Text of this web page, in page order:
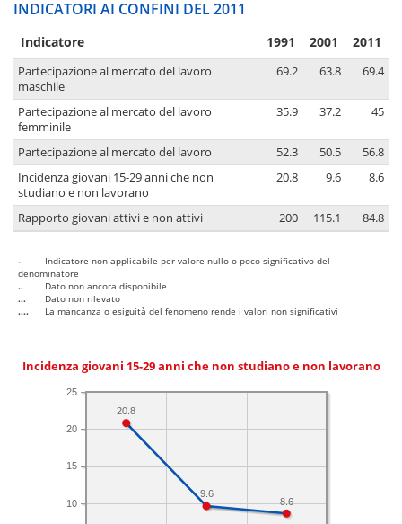
INDICATORI AI CONFINI DEL 2011
Indicatore 1991 2001 2011
Partecipazione al mercato del lavoro
maschile
69.2 63.8 69.4
Partecipazione al mercato del lavoro
femminile
35.9 37.2 45
Partecipazione al mercato del lavoro 52.3 50.5
56.8
Incidenza giovani 15-29 anni che non
studiano e non lavorano
20.8 9.6 8.6
Rapporto giovani attivi e non attivi 200 115.1 84.8
-
Indicatore non applicabile per valore nullo o poco significativo del
denominatore
..
Dato non ancora disponibile
...
Dato non rilevato
....
La mancanza o esiguità del fenomeno rende i valori non significativi
Incidenza giovani 15-29 anni che non studiano e non lavorano
10
15
20
25
8.6
9.6
20.8